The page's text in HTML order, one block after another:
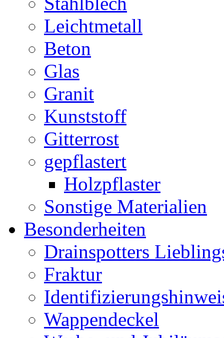
Leichtmetall
Beton
Glas
Granit
Kunststoff
Gitterrost
gepflastert
Holzpflaster
Sonstige Materialien
Besonderheiten
Drainspotters
Fraktur
Wappendeckel